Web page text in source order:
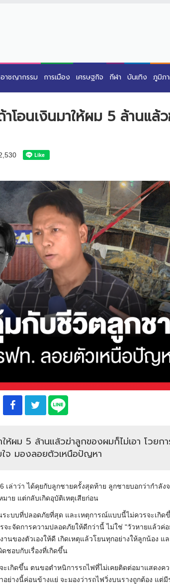
อาชญากรรม การเมือง เศรษฐกิจ กีฬา บันเทิง ภูมิภ
โอนเงินมาให้ผม 5 ล้านแล้
ห้ผม 5 ล้านแล้วฆ่าลูกของผมก็ไม่เอา โวยก
ใจ มองลอยตัวเหนือปัญหา
ล่าว่า ได้คุยกับลูกชายครั้งสุดท้าย ลูกชายบอกว่ากำลัง
าย แต่กลับเกิดอุบัติเหตุเสียก่อน
ะบบที่ปลอดภัยที่สุด และเหตุการณ์แบบนี้ไม่ควรจะเกิด
จะจัดการความปลอดภัยให้ดีกว่านี้ ไม่ใช่ "วัวหายแล้วค่
ของตัวเองให้ดี เกิดเหตุแล้วโยนทุกอย่างให้ลูกน้อง แล
ดชอบกับเรื่องที่เกิดขึ้น
เกิดขึ้น ตนขอตำหนิการรถไฟที่ไม่เคยติดต่อมาแสดงคว
ย่างนี้ค่อนข้างแย่ จะมองว่ารถไฟวิ่งบนรางถูกต้อง แต่มี